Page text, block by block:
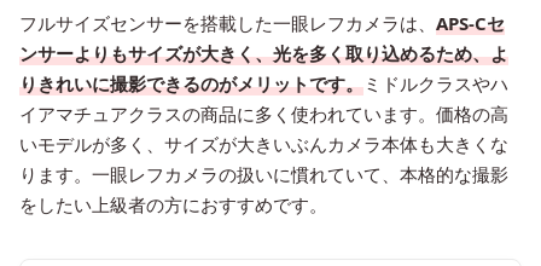
フルサイズセンサーを搭載した一眼レフカメラは、 APS-Cセ
ンサーよりもサイズが大きく、光を多く取り込めるため、よ
りきれいに撮影できるのがメリットです。ミドルクラスやハ
イアマチュアクラスの商品に多く使われています。価格の高
いモデルが多く、サイズが大きいぶんカメラ本体も大きくな
ります。一眼レフカメラの扱いに慣れていて、本格的な撮影
をしたい上級者の方におすすめです。